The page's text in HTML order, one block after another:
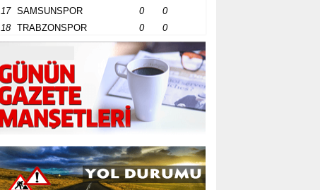
17
SAMSUNSPOR 0
0
18
TRABZONSPOR 0 0